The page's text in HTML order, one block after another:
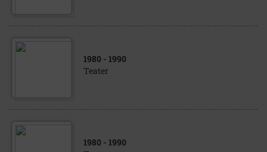
1980 - 1990
Teater
1980 - 1990